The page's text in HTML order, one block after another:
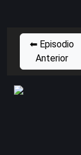
⬅ Episodio
Anterior